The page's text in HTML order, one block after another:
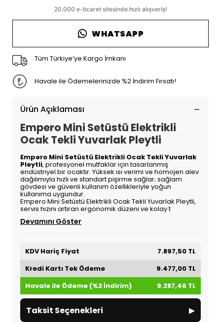
WHATSAPP
Tüm Türkiye’ye Kargo İmkanı
Havale ile Ödemelerinizde %2 İndirim Fırsatı!
Ürün Açıklaması
Empero Mini Setüstü Elektrikli
Ocak Tekli Yuvarlak Pleytli
Empero Mini Setüstü Elektrikli Ocak Tekli Yuvarlak
Pleytli, profesyonel mutfaklar için tasarlanmış
endüstriyel bir ocaktır. Yüksek ısı verimi ve homojen alev
dağılımıyla hızlı ve standart pişirme sağlar; sağlam
gövdesi ve güvenli kullanım özellikleriyle yoğun
kullanıma uygundur.
Empero Mini Setüstü Elektrikli Ocak Tekli Yuvarlak Pleytli,
servis hızını artıran ergonomik düzeni ve kolay t
Devamını Göster
KDV Hariç Fiyat
7.897,50 TL
Kredi Kartı Tek Ödeme
9.477,00 TL
Havale ile Ödeme (%2 İndirim)
9.287,46 TL
Taksit Seçenekleri ▸